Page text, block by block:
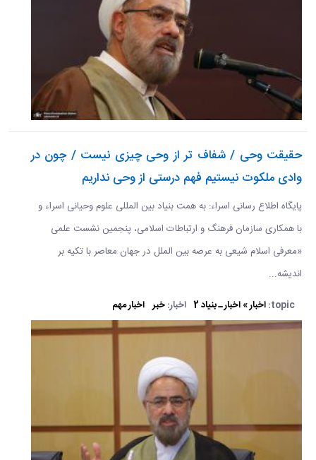
حقیقت وحی / شفاف تر از وحی چیزی نیست / چون در
وادی ملکوت نیستیم فهم درستی از وحی نداریم
پایگاه اطلاع رسانی اسراء: به همت بنیاد بین المللی علوم وحیانی اسراء و
با همکاری سازمان فرهنگ و ارتباطات اسلامی، پنجمین نشست علمی
«معرفی اسلام شیعی به عرصه بین الملل در جهان معاصر با تکیه بر
اندیشه...
topic: اخبار » اخبار ـ بنیاد 2 اخبار:خبر اخبار مهم